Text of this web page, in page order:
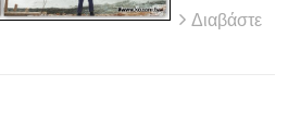
Διαβάστε